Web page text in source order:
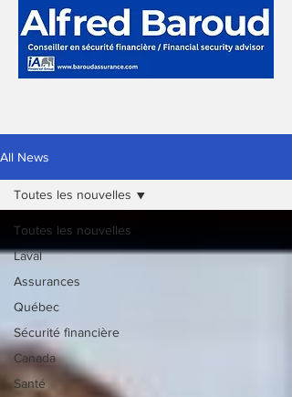
All News
Toutes les nouvelles
Laval
Assurances
Québec
Sécurité financière
Canada
Santé
Toutes les nouvelles